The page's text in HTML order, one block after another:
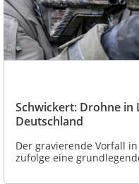
Schwickert: Drohne in
Deutschland
Der gravierende Vorfall
zufolge eine